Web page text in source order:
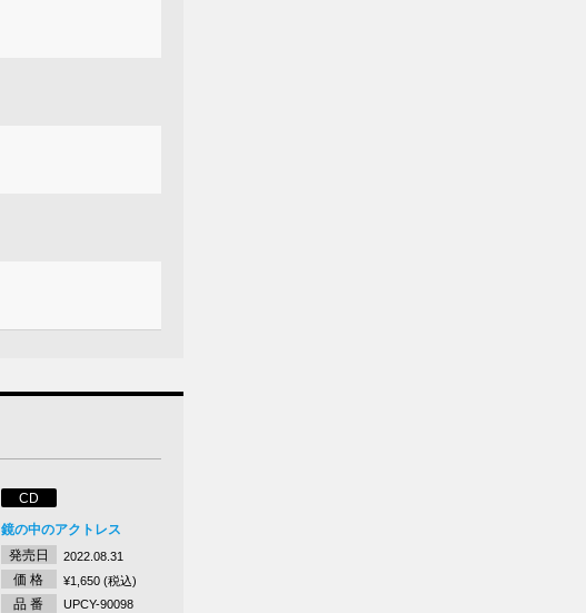
CD
鏡の中のアクトレス
発売日
2022.08.31
価 格 ¥1,650 (税込)
品 番 UPCY-90098